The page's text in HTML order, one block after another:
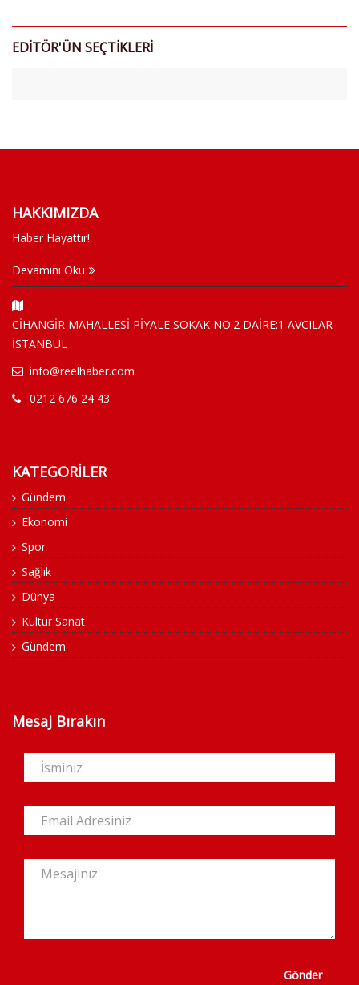
EDİTÖR'ÜN SEÇTİKLERİ
HAKKIMIZDA
Haber Hayattır!
Devamını Oku
CİHANGİR MAHALLESİ PİYALE SOKAK NO:2 DAİRE:1 AVCILAR -
İSTANBUL
info@reelhaber.com
0212 676 24 43
KATEGORİLER
Gündem
Ekonomi
Spor
Sağlık
Dünya
Kültür Sanat
Gündem
Mesaj Bırakın
Gönder